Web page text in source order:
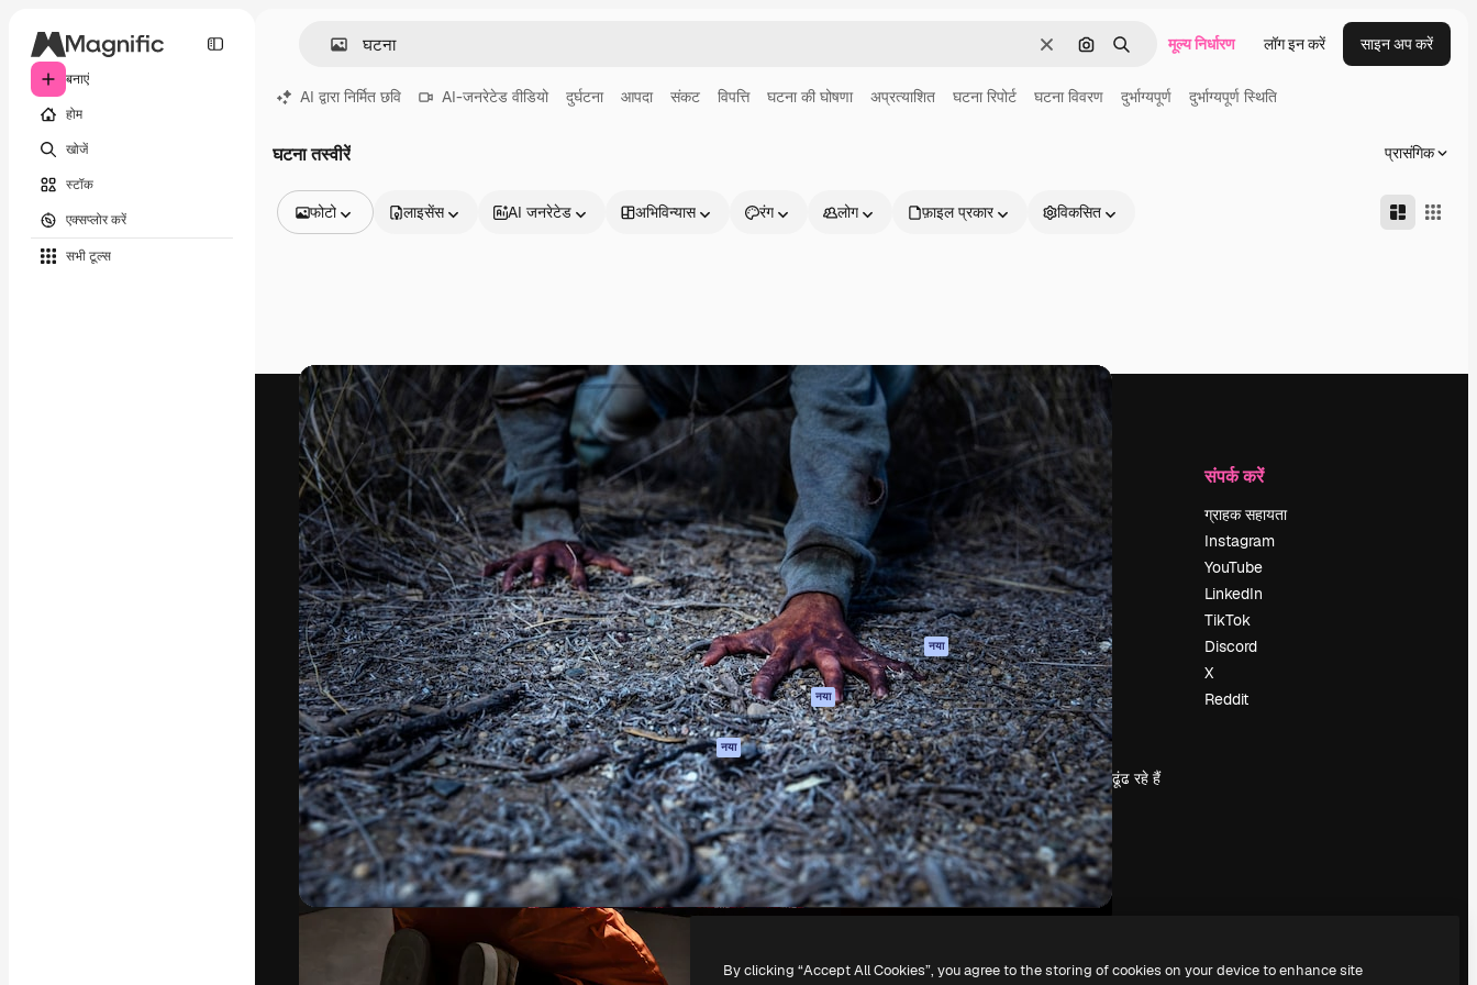
बनाएं
होम
खोजें
स्टॉक
एक्सप्लोर करें
सभी टूल्‍स
साफ़ इमेज से खोजें
खोजें मूल्य निर्धारण लॉग इन करें साइन अप करें
AI द्वारा निर्मित छवि AI-जनरेटेड वीडियो दुर्घटना आपदा संकट विपत्ति घटना की घोषणा अप्रत्याशित घटना रिपोर्ट घटना विवरण दुर्भाग्यपूर्ण दुर्भाग्यपूर्ण स्थिति
घटना तस्वीरें प्रासंगिक
फोटो
वीडियो
फ़ुटेज
मोशन ग्राफ़िक्स
वीडियो टेम्पलेट्स
आइकन
3D मॉडल
फ़ॉन्ट
लाइसेंस AI जनरेटेड अभिविन्यास रंग लोग फ़ाइल प्रकार विकसित
अपने बेहतरीन काम को बनाने के लिए क्रिएटिव प्लेटफॉर्म।
क्रिएटिव, एंटरप्राइजेज, एजेंसियों और स्टूडियो में 1
मिलियन से ज़्यादा सब्सक्राइबर।
हिन्दी
Spaces
AI सहायक
एआई इमेज जेनरेटर
AI वीडियो जनरेटर
एआई वॉयस जनरेटर
स्टॉक सामग्री
MCP
Claude/ChatGPT
के लिए
नया
एजेंट नया
API
मोबाइल ऐप
सभी फ्रीपिक उपकरण
शुरू करें
Academy
दस्तावेज़ीकरण
सहायता
उपयोग की शर्तें
गोपनीयता नीति
ओरिजिनल्स नया
कुकीज़ नीति
ट्रस्ट सेंटर
एफिलिएट्स
बिज़नेस
कंपनी
मूल्य निर्धारण
हमारे बारे में
रिव्यू
करियर
खोज रुझान
ब्लॉग
घटनाक्रम
Slidesgo
सामग्री बेचें
प्रेस कक्ष
magnific.ai ढूंढ रहे हैं
संपर्क करें
ग्राहक सहायता
Instagram
YouTube
LinkedIn
TikTok
Discord
X
Reddit
Copyright © 2010-2026Freepik Company S.L.U.सर्वाधिकार सुरक्षित.
By clicking “Accept All Cookies”, you agree to the storing of cookies on your device to enhance site